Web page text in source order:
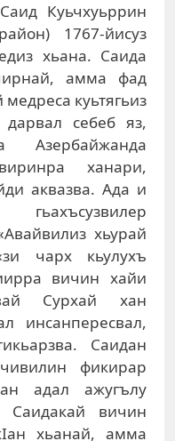
Куьчхуьррин
1767-йисуз
хьана. Саида
амма фад
куьтягьиз
себеб яз,
ханари,
аквазва. Ада и
хьурай
чарх кьулухъ
вичин хайи
Сурхай хан
инсанпересвал,
Саидан
фикирар
адал ажугълу
Саидакай вичин
хьанай, амма